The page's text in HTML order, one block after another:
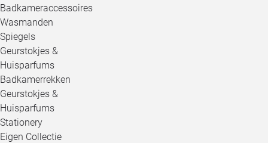
Badkameraccessoires
Wasmanden
Spiegels
Geurstokjes &
Huisparfums
Badkamerrekken
Geurstokjes &
Huisparfums
Stationery
Eigen Collectie